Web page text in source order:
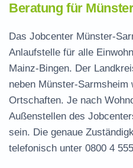
Beratung für
Das Jobcenter Münster-
Anlaufstelle für alle
Mainz-Bingen. Der
neben Münster-Sarmsheim
Ortschaften. Je nach
Außenstellen des
sein. Die genaue
telefonisch unter 0800 4